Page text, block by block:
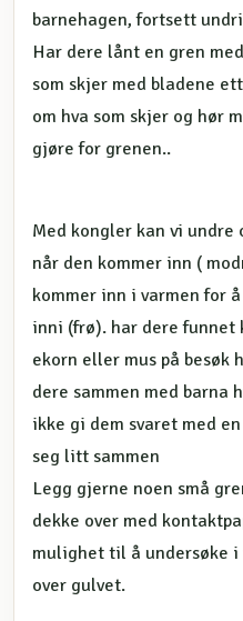
barnehagen, fortsett
Har dere lånt en gren
som skjer med bladene
om hva som skjer og hør
gjøre for grenen..
Med kongler kan vi undre
når den kommer inn (
kommer inn i varmen for
inni (frø). har dere funnet
ekorn eller mus på besøk
dere sammen med barna
ikke gi dem svaret med
seg litt sammen
Legg gjerne noen små
dekke over med
mulighet til å undersøke i
over gulvet.